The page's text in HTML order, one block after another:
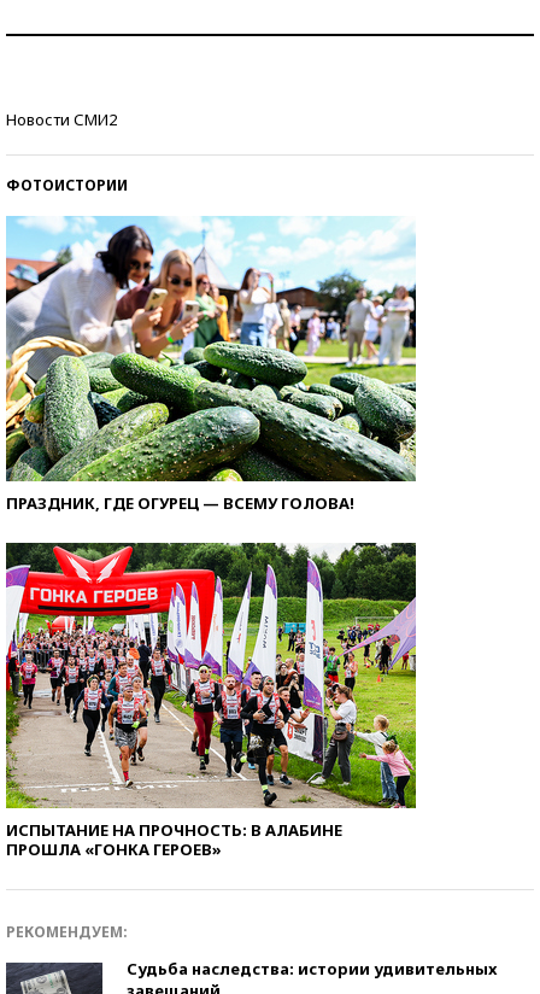
Новости СМИ2
ФОТОИСТОРИИ
ПРАЗДНИК, ГДЕ ОГУРЕЦ — ВСЕМУ ГОЛОВА!
ИСПЫТАНИЕ НА ПРОЧНОСТЬ: В АЛАБИНЕ
ПРОШЛА «ГОНКА ГЕРОЕВ»
РЕКОМЕНДУЕМ:
Судьба наследства: истории удивительных